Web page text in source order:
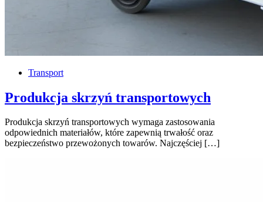
Transport
Produkcja skrzyń transportowych
Produkcja skrzyń transportowych wymaga zastosowania
odpowiednich materiałów, które zapewnią trwałość oraz
bezpieczeństwo przewożonych towarów. Najczęściej […]